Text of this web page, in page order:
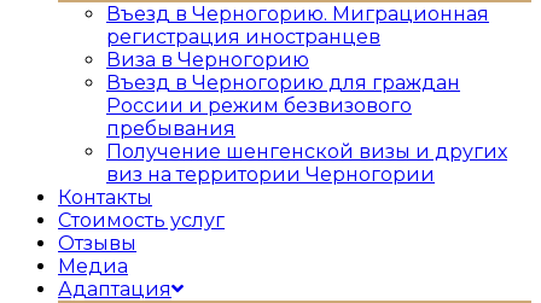
Въезд в Черногорию. Миграционная
регистрация иностранцев
Виза в Черногорию
Въезд в Черногорию для граждан
России и режим безвизового
пребывания
Получение шенгенской визы и других
виз на территории Черногории
Контакты
Стоимость услуг
Отзывы
Медиа
Адаптация